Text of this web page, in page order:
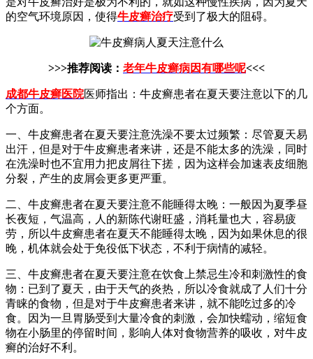
的空气环境原因，使得牛皮癣治疗受到了极大的阻碍。
>>>推荐阅读： 老年牛皮癣病因有哪些呢<<<
成都牛皮癣医院医师指出：牛皮癣患者在夏天要注意以下的几
个方面。
一、牛皮癣患者在夏天要注意洗澡不要太过频繁：尽管夏天易
出汗，但是对于牛皮癣患者来讲，还是不能太多的洗澡，同时
在洗澡时也不宜用力把皮屑往下搓，因为这样会加速表皮细胞
分裂，产生的皮屑会更多更严重。
二、牛皮癣患者在夏天要注意不能睡得太晚：一般因为夏季昼
长夜短，气温高，人的新陈代谢旺盛，消耗量也大，容易疲
劳，所以牛皮癣患者在夏天不能睡得太晚，因为如果休息的很
晚，机体就会处于免役低下状态，不利于病情的减轻。
三、牛皮癣患者在夏天要注意在饮食上禁忌生冷和刺激性的食
物：已到了夏天，由于天气的炎热，所以冷食就成了人们十分
青睐的食物，但是对于牛皮癣患者来讲，就不能吃过多的冷
食。因为一旦胃肠受到大量冷食的刺激，会加快蠕动，缩短食
物在小肠里的停留时间，影响人体对食物营养的吸收，对牛皮
癣的治好不利。